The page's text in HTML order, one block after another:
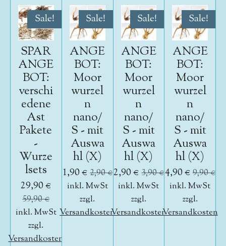
Sale!
SPAR
ANGE
BOT:
verschi
edene
Ast
Pakete
-
Wurze
lsets
29,90 €
59,90 €
inkl. MwSt
zzgl.
Versandkosten
Sale!
ANGE
BOT:
Moor
wurzel
n
nano/
S - mit
Auswa
hl (X)
1,90 € 2,90 €
inkl. MwSt
zzgl.
Versandkosten
Sale!
ANGE
BOT:
Moor
wurzel
n
nano/
S - mit
Auswa
hl (X)
2,90 € 3,90 €
inkl. MwSt
zzgl.
Versandkosten
Sale!
ANGE
BOT:
Moor
wurzel
n
nano/
S - mit
Auswa
hl (X)
4,90 €9,90 €
inkl. MwSt
zzgl.
Versandkosten